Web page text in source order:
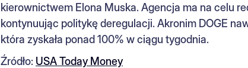
kierownictwem Elona Muska. Agencja ma na celu
kontynuując politykę deregulacji. Akronim DOGE
która zyskała ponad 100% w ciągu tygodnia.
Źródło: USA Today Money